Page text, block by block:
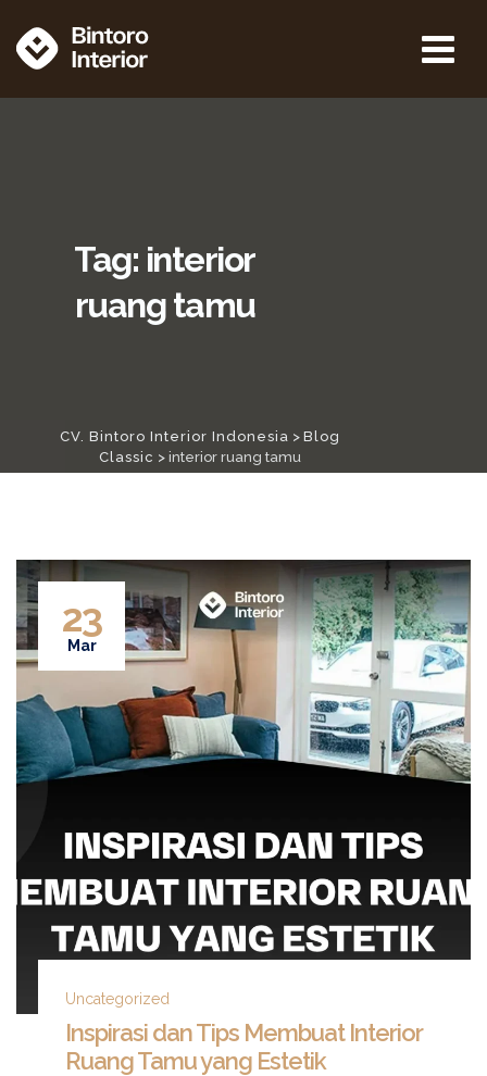
content
Tag: interior
ruang tamu
CV. Bintoro Interior Indonesia > Blog
Classic > interior ruang tamu
23
Mar
Uncategorized
Inspirasi dan Tips Membuat Interior
Ruang Tamu yang Estetik